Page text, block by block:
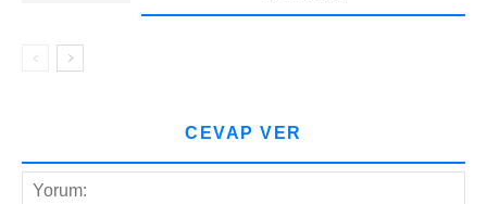
CEVAP VER